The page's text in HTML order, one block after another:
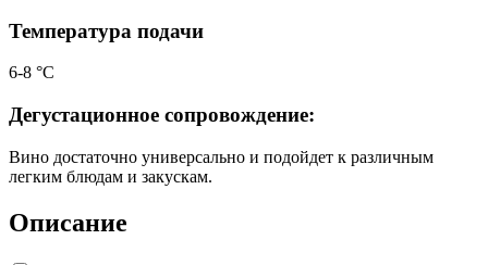
Температура подачи
6-8 °С
Дегустационное сопровождение:
Вино достаточно универсально и подойдет к различным
легким блюдам и закускам.
Описание